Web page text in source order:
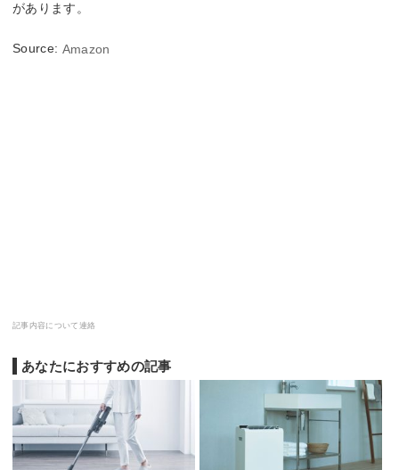
があります。
Source: Amazon
記事内容について連絡
あなたにおすすめの記事